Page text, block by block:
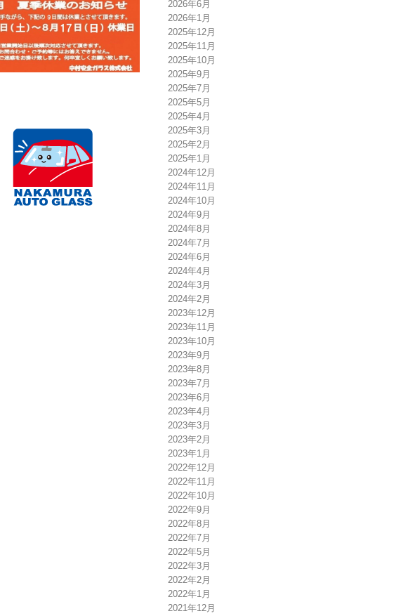
2026年6月
2026年1月
2025年12月
2025年11月
2025年10月
2025年9月
2025年7月
2025年5月
2025年4月
2025年3月
2025年2月
2025年1月
2024年12月
2024年11月
2024年10月
2024年9月
2024年8月
2024年7月
2024年6月
2024年4月
2024年3月
2024年2月
2023年12月
2023年11月
2023年10月
2023年9月
2023年8月
2023年7月
2023年6月
2023年4月
2023年3月
2023年2月
2023年1月
2022年12月
2022年11月
2022年10月
2022年9月
2022年8月
2022年7月
2022年5月
2022年3月
2022年2月
2022年1月
2021年12月